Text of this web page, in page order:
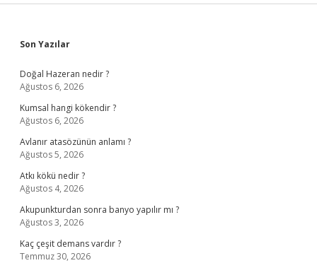
Sidebar
Son Yazılar
Doğal Hazeran nedir ?
Ağustos 6, 2026
Kumsal hangi kökendir ?
Ağustos 6, 2026
Avlanır atasözünün anlamı ?
Ağustos 5, 2026
Atkı kökü nedir ?
Ağustos 4, 2026
Akupunkturdan sonra banyo yapılır mı ?
Ağustos 3, 2026
Kaç çeşit demans vardır ?
Temmuz 30, 2026